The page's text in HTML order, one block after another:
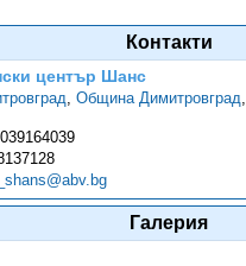
Контакти
център Шанс
, Община Димитровград,
039164039
Галерия